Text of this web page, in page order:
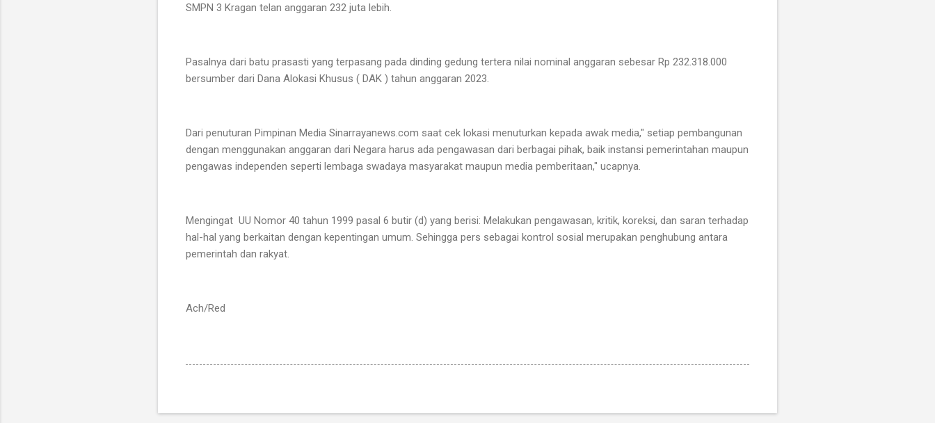
SMPN 3 Kragan telan anggaran 232 juta lebih.
Pasalnya dari batu prasasti yang terpasang pada dinding gedung tertera nilai nominal anggaran sebesar Rp 232.318.000
bersumber dari Dana Alokasi Khusus ( DAK ) tahun anggaran 2023.
Dari penuturan Pimpinan Media Sinarrayanews.com saat cek lokasi menuturkan kepada awak media," setiap pembangunan
dengan menggunakan anggaran dari Negara harus ada pengawasan dari berbagai pihak, baik instansi pemerintahan maupun
pengawas independen seperti lembaga swadaya masyarakat maupun media pemberitaan," ucapnya.
Mengingat UU Nomor 40 tahun 1999 pasal 6 butir (d) yang berisi: Melakukan pengawasan, kritik, koreksi, dan saran terhadap
hal-hal yang berkaitan dengan kepentingan umum. Sehingga pers sebagai kontrol sosial merupakan penghubung antara
pemerintah dan rakyat.
Ach/Red